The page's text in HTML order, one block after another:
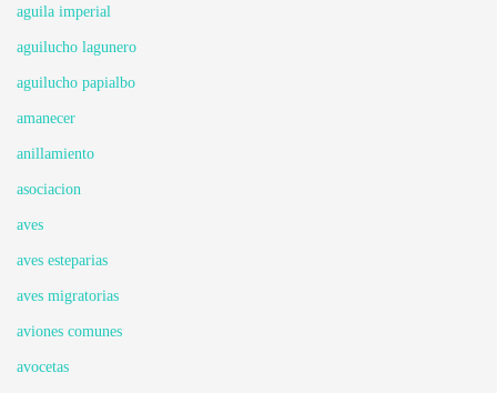
aguila imperial
aguilucho lagunero
aguilucho papialbo
amanecer
anillamiento
asociacion
aves
aves esteparias
aves migratorias
aviones comunes
avocetas